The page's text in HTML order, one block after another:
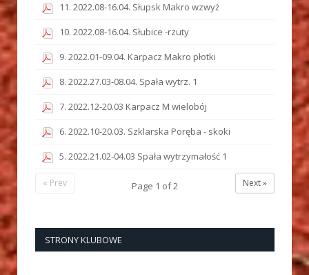
11. 2022.08-16.04. Słupsk Makro wzwyż
10. 2022.08-16.04. Słubice -rzuty
9. 2022.01-09.04. Karpacz Makro płotki
8. 2022.27.03-08.04. Spała wytrz. 1
7. 2022.12-20.03 Karpacz M wielobój
6. 2022.10-20.03. Szklarska Poręba - skoki
5. 2022.21.02-04.03 Spała wytrzymałość 1
Next »
Page 1 of2
« Prev
STRONY KLUBOWE